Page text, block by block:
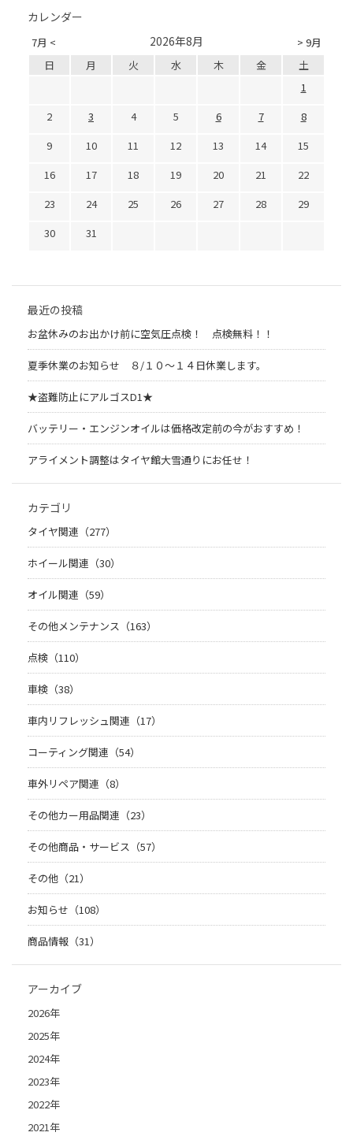
カレンダー
7月 < > 9月
2026年8月
日 月 火 水 木 金
土
1
2
3 4 5 6 7
8
9
10 11 12 13 14
15
16
17 18 19 20 21
22
23
24 25 26 27 28
29
30
31
最近の投稿
お盆休みのお出かけ前に空気圧点検！ 点検無料！！
夏季休業のお知らせ ８/１０～１４日休業します。
★盗難防止にアルゴスD1★
バッテリー・エンジンオイルは価格改定前の今がおすすめ！
アライメント調整はタイヤ館大雪通りにお任せ！
カテゴリ
タイヤ関連（277）
ホイール関連（30）
オイル関連（59）
その他メンテナンス（163）
点検（110）
車検（38）
車内リフレッシュ関連（17）
コーティング関連（54）
車外リペア関連（8）
その他カー用品関連（23）
その他商品・サービス（57）
その他（21）
お知らせ（108）
商品情報（31）
アーカイブ
2026年
2025年
2024年
2023年
2022年
2021年